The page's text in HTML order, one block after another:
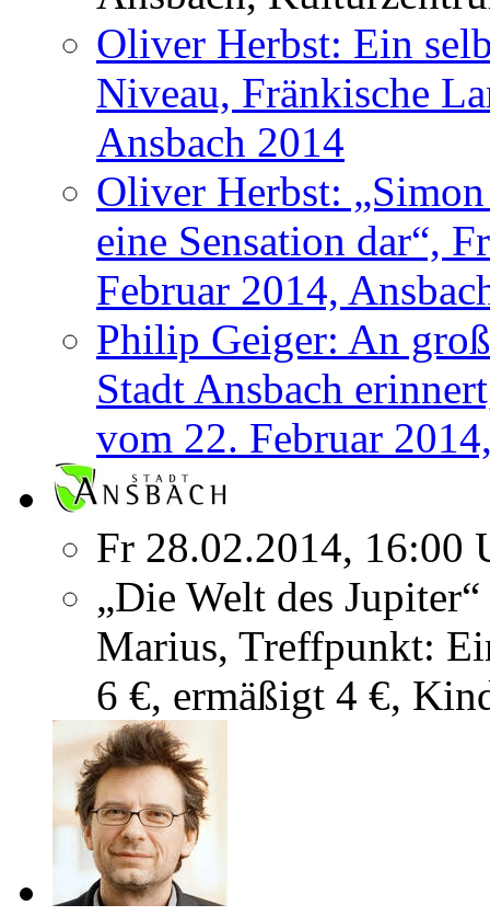
Oliver Herbst: Ein
Niveau, Fränkische
Ansbach 2014
Oliver Herbst:
eine Sensation dar“,
Februar 2014,
Philip Geiger: An
Stadt Ansbach
vom 22. Februar
Fr 28.02.2014, 16:00
„Die Welt des
Marius, Treffpunkt:
6 €, ermäßigt 4 €,